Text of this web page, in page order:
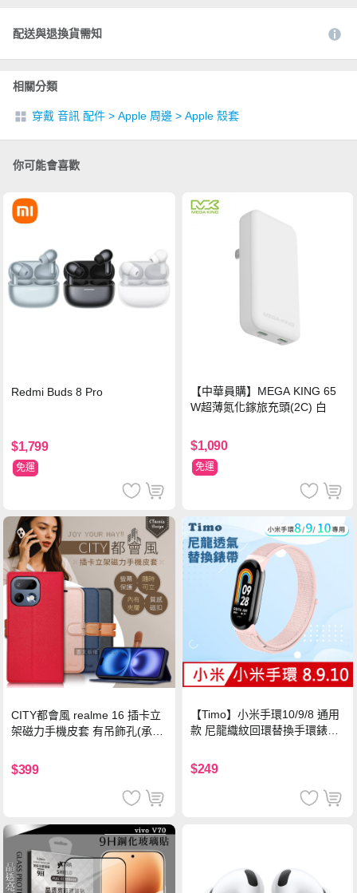
配送與退換貨需知
相關分類
穿戴 音訊 配件 > Apple 周邊 > Apple 殼套
你可能會喜歡
Redmi Buds 8 Pro
$1,799
免運
【中華員購】MEGA KING 65
W超薄氮化鎵旅充頭(2C) 白
$1,090
免運
CITY都會風 realme 16 插卡立
架磁力手機皮套 有吊飾孔(承諾
$399
【Timo】小米手環10/9/8 通用
款 尼龍織紋回環替換手環錶帶-
$249